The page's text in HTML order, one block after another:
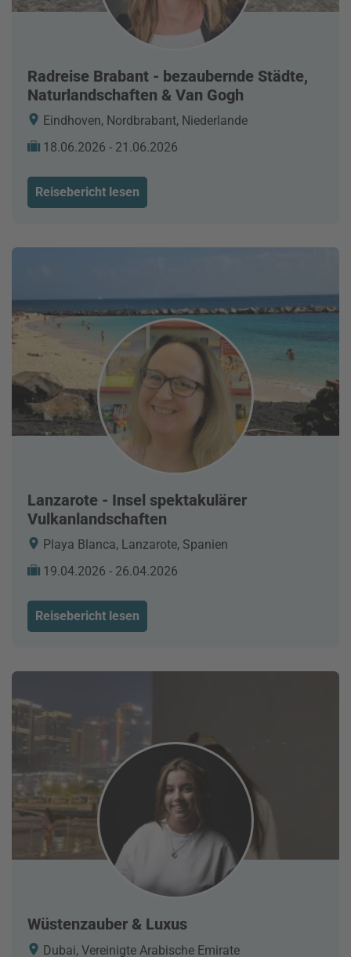
Radreise Brabant - bezaubernde Städte,
Naturlandschaften & Van Gogh
Eindhoven, Nordbrabant, Niederlande
18.06.2026 - 21.06.2026
Reisebericht lesen
Lanzarote - Insel spektakulärer
Vulkanlandschaften
Playa Blanca, Lanzarote, Spanien
19.04.2026 - 26.04.2026
Reisebericht lesen
Wüstenzauber & Luxus
Dubai, Vereinigte Arabische Emirate